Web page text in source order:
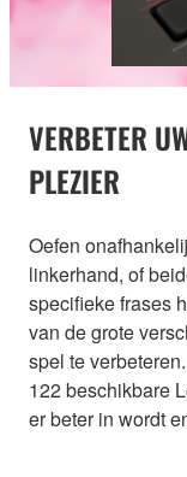
VERBETER
PLEZIER
Oefen
linkerhand, of
specifieke frases
van de grote
spel te
122 beschikbare
er beter in wordt